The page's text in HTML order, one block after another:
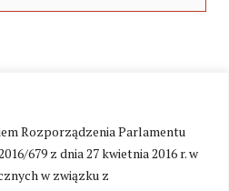
Rozporządzenia Parlamentu
679 z dnia 27 kwietnia 2016 r. w
w związku z